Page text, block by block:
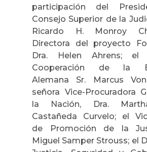
participación del
Consejo Superior de la
Ricardo H. Monroy
Directora del proyecto
Dra. Helen Ahrens;
Cooperación de la
Alemana Sr. Marcus
señora Vice-Procuradora
la Nación, Dra.
Castañeda Curvelo; el
de Promoción de la
Miguel Samper Strouss; el